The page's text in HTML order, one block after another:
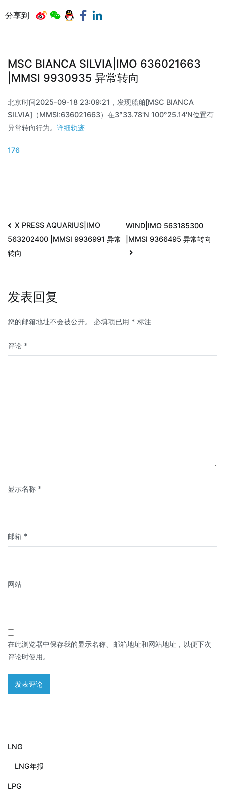
分享到
MSC BIANCA SILVIA|IMO 636021663
|MMSI 9930935 异常转向
北京时间2025-09-18 23:09:21，发现船舶[MSC BIANCA
SILVIA]（MMSI:636021663）在3°33.78'N 100°25.14'N位置有
异常转向行为。 详细轨迹
176
X PRESS AQUARIUS|IMO
563202400 |MMSI 9936991 异常
转向
WIND|IMO 563185300
|MMSI 9366495 异常转向
发表回复
您的邮箱地址不会被公开。 必填项已用 * 标注
评论 *
显示名称 *
邮箱 *
网站
在此浏览器中保存我的显示名称、邮箱地址和网站地址，以便下次
评论时使用。
LNG
LNG年报
LPG